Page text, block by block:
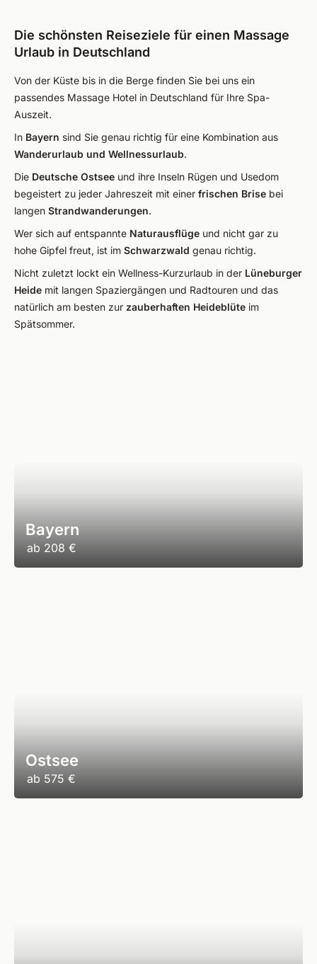
Die schönsten Reiseziele für einen Massage
Urlaub in Deutschland
Von der Küste bis in die Berge finden Sie bei uns ein
passendes Massage Hotel in Deutschland für Ihre Spa-
Auszeit.
In Bayern sind Sie genau richtig für eine Kombination aus
Wanderurlaub und Wellnessurlaub.
Die Deutsche Ostsee und ihre Inseln Rügen und Usedom
begeistert zu jeder Jahreszeit mit einer frischen Brise bei
langen Strandwanderungen.
Wer sich auf entspannte Naturausflüge und nicht gar zu
hohe Gipfel freut, ist im Schwarzwald genau richtig.
Nicht zuletzt lockt ein Wellness-Kurzurlaub in der Lüneburger
Heide mit langen Spaziergängen und Radtouren und das
natürlich am besten zur zauberhaften Heideblüte im
Spätsommer.
Bayern
ab 208 €
Ostsee
ab 575 €